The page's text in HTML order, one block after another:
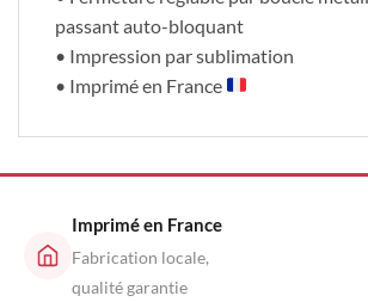
passant auto-bloquant
• Impression par sublimation
• Imprimé en France
Imprimé en France
Fabrication locale,
qualité garantie